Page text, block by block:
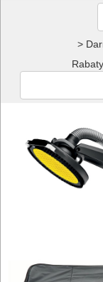
>